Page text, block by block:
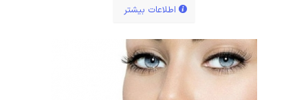
اطلاعات بیشتر